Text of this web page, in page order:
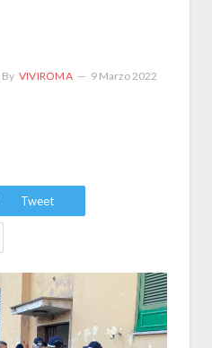
By VIVIROMA 9 Marzo 2022
Tweet